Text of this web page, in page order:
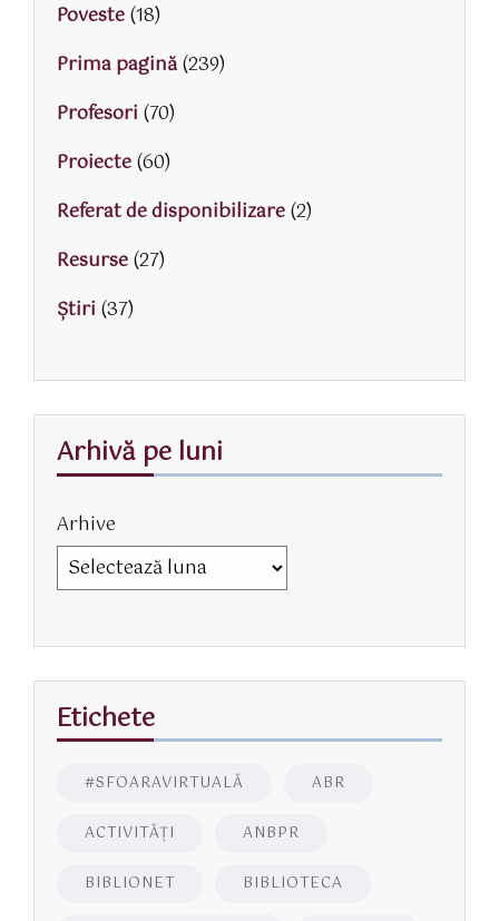
Poveste(18)
Prima pagină(239)
Profesori (70)
Proiecte(60)
Referat de disponibilizare(2)
Resurse(27)
Știri (37)
Arhivă pe luni
Arhive
Etichete
#SFOARAVIRTUALĂ ABR
ACTIVITĂŢI ANBPR
BIBLIONET BIBLIOTECA